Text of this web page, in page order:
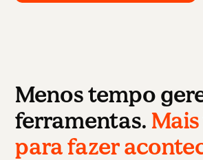
Menos tempo
ferramentas.
para fazer